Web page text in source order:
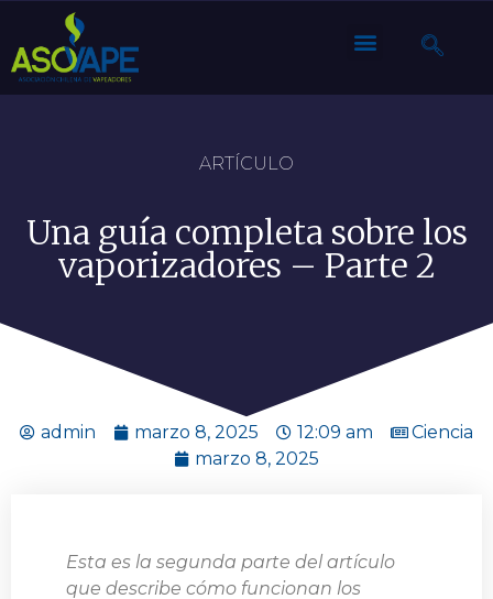
ARTÍCULO
Una guía completa sobre los
vaporizadores – Parte 2
admin marzo 8, 2025 12:09 am
Ciencia
marzo 8, 2025
Esta es la segunda parte del artículo
que describe cómo funcionan los